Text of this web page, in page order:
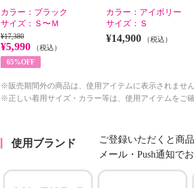
カラー： ブラック
サイズ： Ｓ〜Ｍ
¥17,380
¥5,990
（税込）
65%OFF
カラー： アイボリー
サイズ： Ｓ
¥14,900 （税込）
※販売期間外の商品は、使用アイテムに表示されません
※正しい着用サイズ・カラー等は、使用アイテムをご確
使用ブランド
ご登録いただくと商
メール・Push通知で